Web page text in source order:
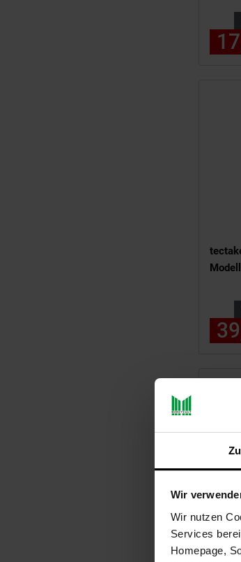
Wir
Wir nutzen
Services
Homepage,